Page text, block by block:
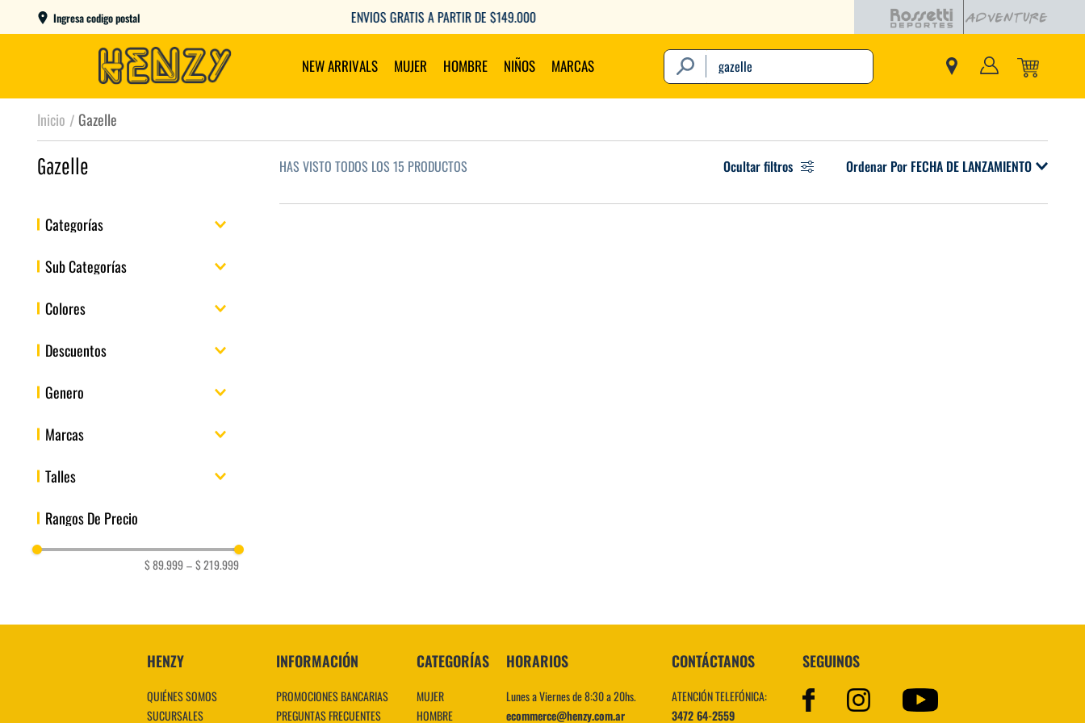
Ingresa codigo postal
ENVIOS GRATIS A PARTIR DE $149.000 6 CUOTAS SIN INTERÉS CON TU DEBITO
NEW ARRIVALS MUJER HOMBRE NIÑOS MARCAS ¿Qué estás buscando?
Gazelle
Gazelle
Categorías
Sub Categorías
Colores
Azul Negro Rojo
Descuentos
Genero
Mujer
Marcas
Talles
36.5 34.5
Rangos De Precio
$ 89.999 – $ 219.999
HAS VISTO TODOS LOS15 PRODUCTOS Ocultar filtros Ordenar Por FECHA DE LANZAMIENTO
HENZY
QUIÉNES SOMOS
SUCURSALES
INFORMACIÓN
PROMOCIONES BANCARIAS
PREGUNTAS FRECUENTES
CATEGORÍAS
MUJER
HOMBRE
HORARIOS
Lunes a Viernes de 8:30 a 20hs.
ecommerce@henzy.com.ar
CONTÁCTANOS
ATENCIÓN TELEFÓNICA:
3472 64-2559
SEGUINOS